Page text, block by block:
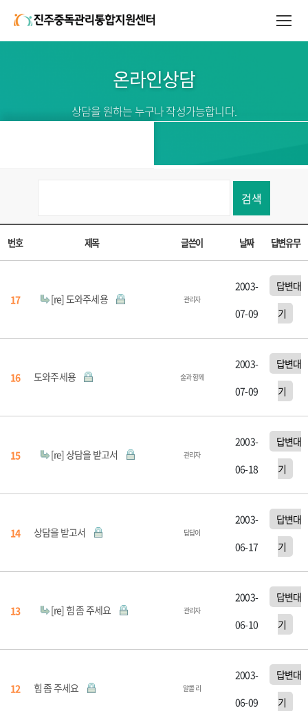
온라인상담
상담을 원하는 누구나 작성가능합니다.
검색
번호 제목 글쓴이 날짜 답변유무
17 [re] 도와주세용 관리자
2003-
07-09
답변대
기
16 도와주세용 술과 함께
2003-
07-09
답변대
기
15 [re] 상담을 받고서 관리자
2003-
06-18
답변대
기
14 상담을 받고서 답답이
2003-
06-17
답변대
기
13 [re] 힘 좀 주세요 관리자
2003-
06-10
답변대
기
12 힘 좀 주세요 알콜 리
2003-
06-09
답변대
기